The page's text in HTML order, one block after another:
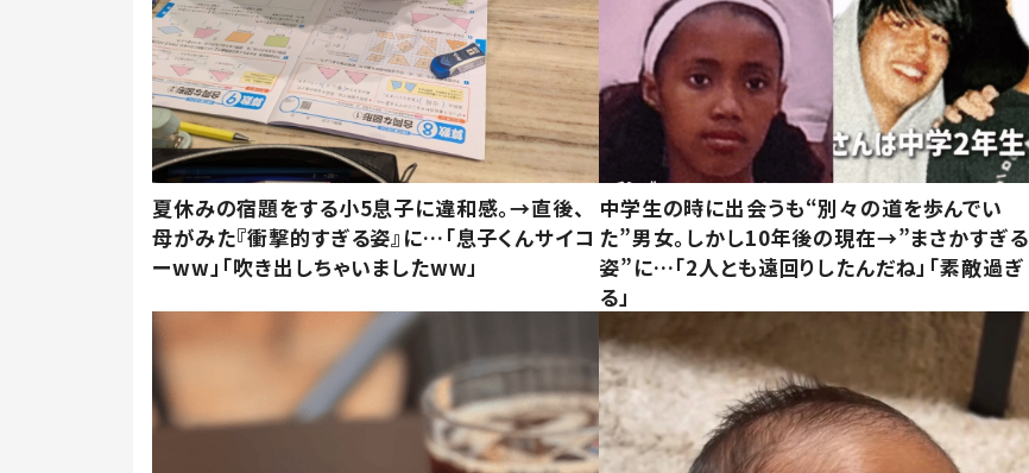
夏休みの宿題をする小5息子に違和感。→直後、
母がみた『衝撃的すぎる姿』に…「息子くんサイコ
ーww」「吹き出しちゃいましたww」
中学生の時に出会うも“別々の道を歩んでい
た”男女。しかし10年後の現在→”まさかすぎる
姿”に…「2人とも遠回りしたんだね」「素敵過ぎ
る」